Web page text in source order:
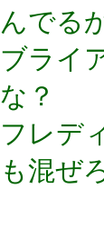
んでる
ブライ
な？
フレデ
も混ぜ
（